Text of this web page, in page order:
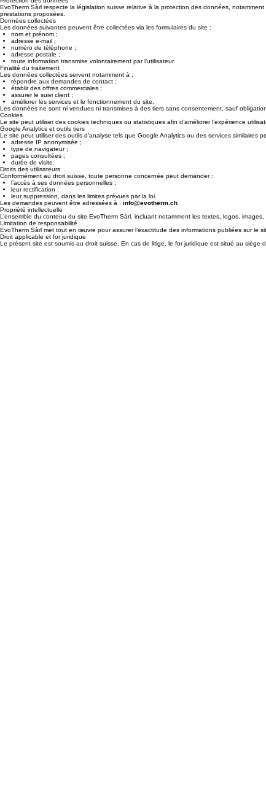
Politique de confidentialité
Engagement de respect de la nouvelle Loi fédérale sur la protection des données (nLPD).
Protection des données
EvoTherm Sàrl respecte la législation suisse relative à la protection des données,
prestations proposées.
Données collectées
Les données suivantes peuvent être collectées via les formulaires du site :
nom et prénom ;
adresse e-mail ;
numéro de téléphone ;
adresse postale ;
toute information transmise volontairement par l’utilisateur.
Finalité du traitement
Les données collectées servent notamment à :
répondre aux demandes de contact ;
établir des offres commerciales ;
assurer le suivi client ;
améliorer les services et le fonctionnement du site.
Les données ne sont ni vendues ni transmises à des tiers sans consentement, sauf
Cookies
Le site peut utiliser des cookies techniques ou statistiques afin d’améliorer l’expérience
Google Analytics et outils tiers
Le site peut utiliser des outils d’analyse tels que Google Analytics ou des services
adresse IP anonymisée ;
type de navigateur ;
pages consultées ;
durée de visite.
Droits des utilisateurs
Conformément au droit suisse, toute personne concernée peut demander :
l’accès à ses données personnelles ;
leur rectification ;
leur suppression, dans les limites prévues par la loi.
Les demandes peuvent être adressées à :info@evotherm.ch
Propriété intellectuelle
L’ensemble du contenu du site EvoTherm Sàrl, incluant notamment les textes, logos,
Limitation de responsabilité
EvoTherm Sàrl met tout en œuvre pour assurer l’exactitude des informations publiées sur le